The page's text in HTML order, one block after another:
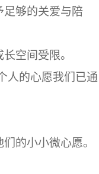
足够的关爱与陪
空间受限。
人的心愿我们已通
的小小微心愿。